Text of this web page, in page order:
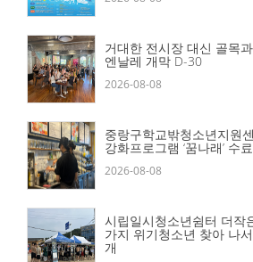
거대한 전시장 대신 골목
엔날레 개막 D-30
2026-08-08
중랑구학교밖청소년지원
강화프로그램 ‘꿈나래’ 수
2026-08-08
시립일시청소년쉼터 더작
가지 위기청소년 찾아 나
개